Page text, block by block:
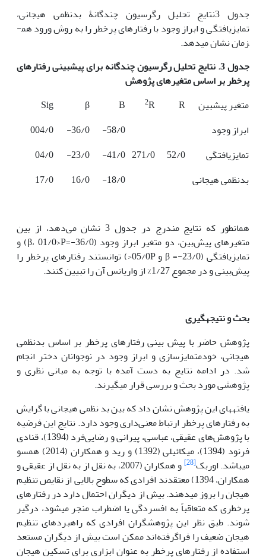
جدول 3نتایج تحلیل رگرسیون چندگانۀ بدنظمی هیجانی،
تمایزیافتگی و ابراز وجود با رفتارهای پرخطر را به روش ورود هم­
زمان نشان می­دهد.
جدول 3. نتایج تحلیل رگرسیون چندگانه برای پیشبینی رفتارهای
پرخطر بر اساس متغیرهای پژوهش
متغیر پیش­بین
R
2R
B
β
Sig
ابراز وجود
52/0
271/0
58/0-
36/0-
004/0
تمایزیافتگی
41/0-
23/0-
04/0
بدنظمی هیجانی
18/0-
16/0
17/0
همان­طور که نتایج مندرج در جدول 3 نشان می‌دهد، از بین
متغیرهای پیش‌بین، دو متغیر ابراز وجود (36/0-=β، 01/0>P) و
تمایزیافتگی (23/0-= β و 05/0P<) توانستند رفتارهای پرخطر را
پیش‌بینی و در مجموع 1/27% از واریانس آن را‌ تبیین کنند.
بحث و نتیجه­گیری
پژوهش حاضر با پیش بینی رفتارهای پرخطر بر اساس بدنظمی
هیجانی، خودمتمایزسازی و ابراز وجود در نوجوانان دختر انجام
شد. در ادامه نتایج به دست آمده با توجه به مبانی نظری و
پژوهشی مورد بحث و بررسی قرار می­گیرند.
یافته­های این پژوهش نشان داد که بین بد نظمی هیجانی با گرایش
به رفتارهای پرخطر ارتباط معنی‌داری وجود دارد. نتایج این فرضیه
با پژوهش‌های عقیقی، عباسی، پیرانی و رضایی‌فرد (1394)، قنادی
فرنود (1394)، میکائیلی (1392) و رید و همکاران (2014) همسو
می­باشد. اوربک[28]
و همکاران (2007، به نقل از به نقل از عقیقی و
همکاران، 1394) معتقدند افرادی که سطوح بالایی از نقایص تنظیم
هیجان را بروز می­دهند. بیش از دیگران احتمال دارد در رفتارهای
پرخطری که متعاقباً به افسردگی یا اضطراب منجر می­شود، درگیر
شوند. طبق نظر این پژوهشگران افرادی که راهبردهای تنظیم
هیجان ضعیف را فراگرفته‌اند ممکن است بیش از دیگران مستعد
استفاده از رفتارهای پرخطر به عنوان ابزاری برای تسکین هیجان